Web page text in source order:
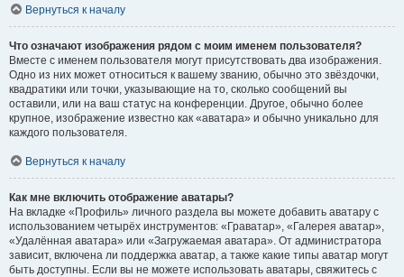
Вернуться к началу
Что означают изображения рядом с моим именем пользователя?
Вместе с именем пользователя могут присутствовать два изображения.
Одно из них может относиться к вашему званию, обычно это звёздочки,
квадратики или точки, указывающие на то, сколько сообщений вы
оставили, или на ваш статус на конференции. Другое, обычно более
крупное, изображение известно как «аватара» и обычно уникально для
каждого пользователя.
Вернуться к началу
Как мне включить отображение аватары?
На вкладке «Профиль» личного раздела вы можете добавить аватару с
использованием четырёх инструментов: «Граватар», «Галерея аватар»,
«Удалённая аватара» или «Загружаемая аватара». От администратора
зависит, включена ли поддержка аватар, а также какие типы аватар могут
быть доступны. Если вы не можете использовать аватары, свяжитесь с